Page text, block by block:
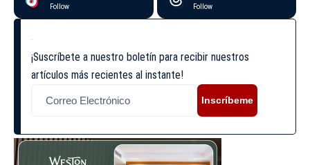
Follow Follow
¡Suscríbete a nuestro boletín para recibir nuestros
artículos más recientes al instante!
Inscríbeme